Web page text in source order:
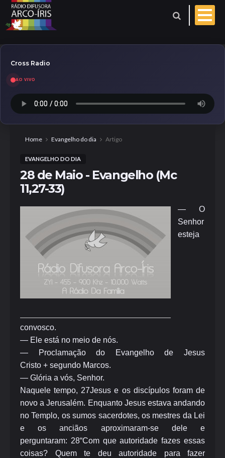
Esporte
Geral
Polícia
Aniversariantes
Coberturas
Paróquia
Cross Radio
AO VIVO
Home Evangelho do dia Artigo
EVANGELHO DO DIA
28 de Maio - Evangelho (Mc
11,27-33)
— O
Senhor
esteja
convosco.
— Ele está no meio de nós.
— Proclamação do Evangelho de Jesus
Cristo + segundo Marcos.
— Glória a vós, Senhor.
Naquele tempo, 27Jesus e os discípulos foram de
novo a Jerusalém. Enquanto Jesus estava andando
no Templo, os sumos sacerdotes, os mestres da Lei
e os anciãos aproximaram-se dele e
perguntaram: 28“Com que autoridade fazes essas
coisas? Quem te deu autoridade para fazer